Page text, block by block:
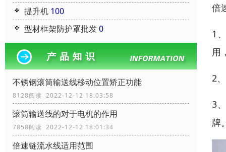
提升机 100
型材框架防护罩批发0
不锈钢滚筒输送线移动位置矫正功能
8128阅读 2022-12-12 18:03:58
滚筒输送线的对于电机的作用
7858阅读 2022-12-12 18:01:34
倍速链流水线适用范围
倍
1
用
2
3
牌